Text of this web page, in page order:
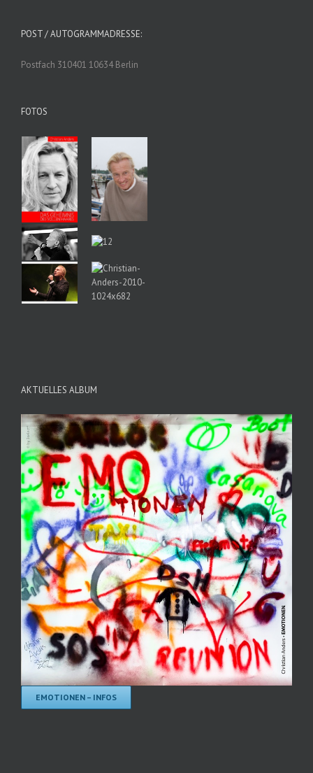
POST / AUTOGRAMMADRESSE:
Postfach 310401 10634 Berlin
FOTOS
AKTUELLES ALBUM
EMOTIONEN – INFOS